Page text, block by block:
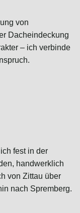
von
Dacheindeckung
– ich verbinde
fest in der
handwerklich
von Zittau über
nach Spremberg.